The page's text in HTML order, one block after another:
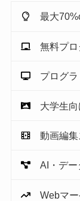
最大
無料プ
プログ
大学生
動画編
AI・デ
Webマ